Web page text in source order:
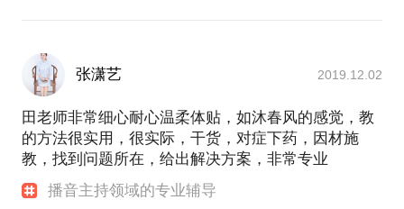
张潇艺 2019.12.02
田老师非常细心耐心温柔体贴，如沐春风的感觉，教
的方法很实用，很实际，干货，对症下药，因材施
教，找到问题所在，给出解决方案，非常专业
播音主持领域的专业辅导